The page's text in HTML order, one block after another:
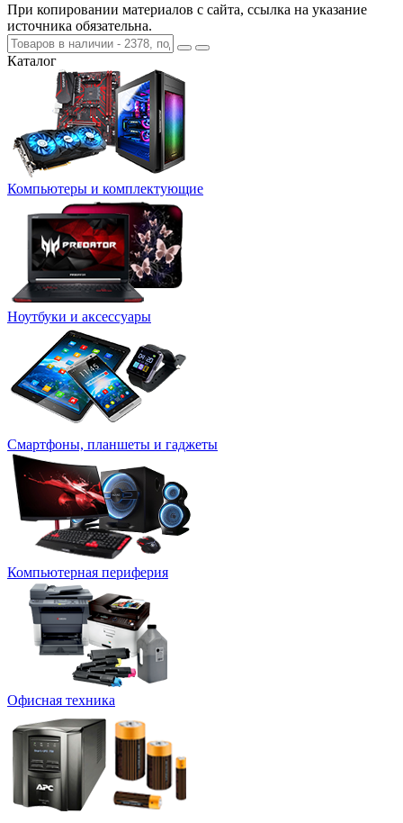
При копировании материалов с сайта, ссылка на указание
источника обязательна.
Каталог
Компьютеры и комплектующие
Ноутбуки и аксессуары
Смартфоны, планшеты и гаджеты
Компьютерная периферия
Офисная техника